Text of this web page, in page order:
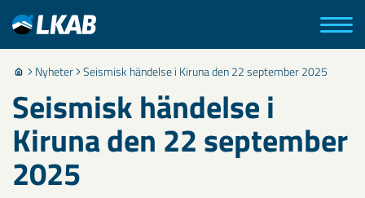
Nyheter Seismisk händelse i Kiruna den 22 september 2025
Seismisk händelse i
Kiruna den 22 september
2025